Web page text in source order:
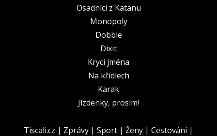
Osadníci z Katanu
Monopoly
Dobble
Dixit
Krycí jména
Na křídlech
Karak
Jízdenky, prosím!
Tiscali.cz | Zprávy | Sport | Ženy | Cestování|